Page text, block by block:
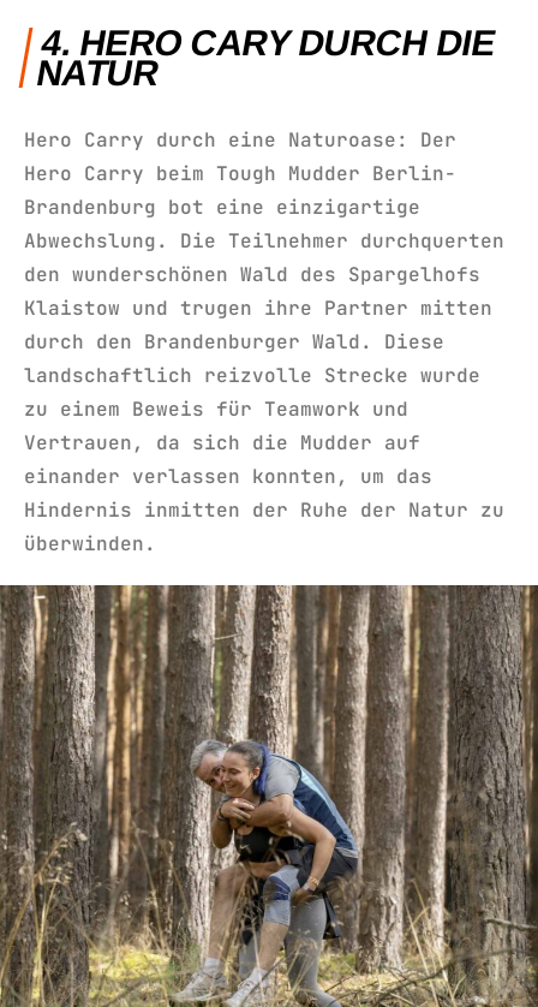
4. HERO CARY DURCH DIE
NATUR
Hero Carry durch eine Naturoase: Der
Hero Carry beim Tough Mudder Berlin-
Brandenburg bot eine einzigartige
Abwechslung. Die Teilnehmer durchquerten
den wunderschönen Wald des Spargelhofs
Klaistow und trugen ihre Partner mitten
durch den Brandenburger Wald. Diese
landschaftlich reizvolle Strecke wurde
zu einem Beweis für Teamwork und
Vertrauen, da sich die Mudder auf
einander verlassen konnten, um das
Hindernis inmitten der Ruhe der Natur zu
überwinden.